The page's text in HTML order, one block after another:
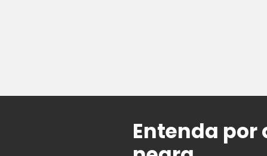
Entenda por